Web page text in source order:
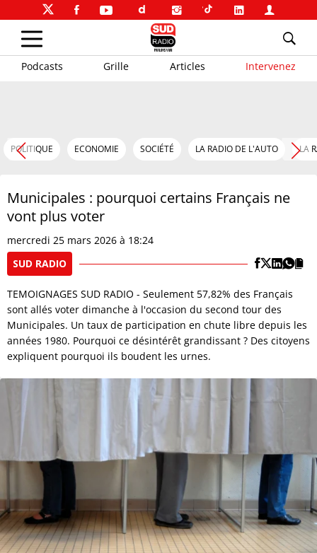
Podcasts Grille Articles Intervenez
POLITIQUE ECONOMIE SOCIÉTÉ LA RADIO DE L'AUTO LA
Municipales : pourquoi certains Français ne
vont plus voter
mercredi 25 mars 2026 à 18:24
SUD RADIO
TEMOIGNAGES SUD RADIO - Seulement 57,82% des Français
sont allés voter dimanche à l'occasion du second tour des
Municipales. Un taux de participation en chute libre depuis les
années 1980. Pourquoi ce désintérêt grandissant ? Des citoyens
expliquent pourquoi ils boudent les urnes.